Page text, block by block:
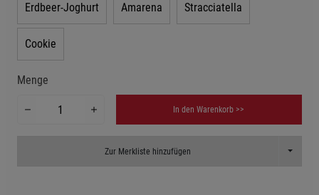
Erdbeer-Joghurt Amarena Stracciatella
Cookie
Menge
In den Warenkorb >>
Zur Merkliste hinzufügen Toggle